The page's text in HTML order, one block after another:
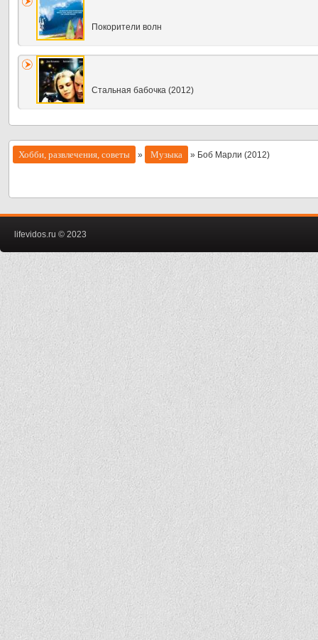
Покорители волн
Стальная бабочка (2012)
Хобби, развлечения, советы » Музыка » Боб Марли (2012)
lifevidos.ru © 2023